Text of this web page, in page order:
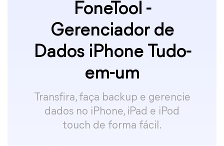
FoneTool -
Gerenciador de
Dados iPhone Tudo-
em-um
Transfira, faça backup e gerencie
dados no iPhone, iPad e iPod
touch de forma fácil.